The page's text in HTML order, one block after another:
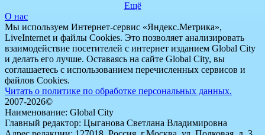
Ещё
О нас
Мы используем Интернет-сервис «Яндекс.Метрика»,
LiveInternet и файлы Cookies. Это позволяет анализировать
взаимодействие посетителей с интернет изданием Global City
и делать его лучше. Оставаясь на сайте Global City, вы
соглашаетесь с использованием перечисленных сервисов и
файлов Cookies.
Читать о политике по обработке персональных данных.
2007-2026©
Наименование: Global City
Главный редактор: Цыганова Светлана Владимировна